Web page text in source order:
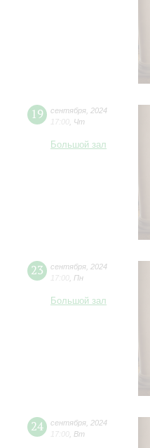
19 сентября 2024
17:00 Чт
Большой зал
23 сентября 2024
17:00 Пн
Большой зал
24 сентября 2024
17:00 Вт